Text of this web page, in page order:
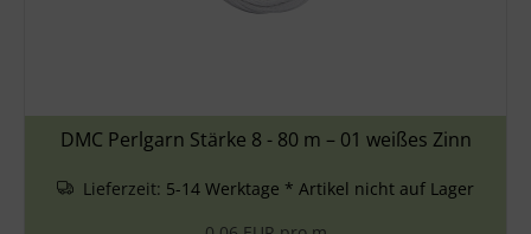
DMC Perlgarn Stärke 8 - 80 m – 01 weißes Zinn
Lieferzeit: 5-14 Werktage * Artikel nicht auf Lager